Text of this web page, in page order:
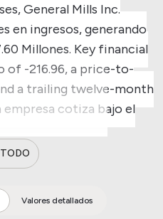
General Mills Inc.
en ingresos, generando
Millones. Key financial
of -216.96, a price-to-
a trailing twelve-month
empresa cotiza bajo el
Valores detallados